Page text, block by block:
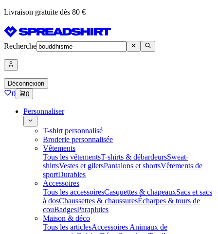
Livraison gratuite dès 80 €
Recherche
Déconnexion
0 0
Personnaliser
T-shirt personnalisé
Broderie personnalisée
Vêtements
Tous les vêtementsT-shirts & débardeursSweat-
shirtsVestes et giletsPantalons et shortsVêtements de
sportDurables
Accessoires
Tous les accessoiresCasquettes & chapeauxSacs et sacs
à dosChaussettes & chaussuresÉcharpes & tours de
couBadgesParapluies
Maison & déco
Tous les articlesAccessoires Animaux de